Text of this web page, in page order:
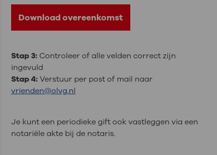
Download overeenkomst
Stap 3:Controleer of alle velden correct zijn
ingevuld
Stap 4:Verstuur per post of mail naar
vrienden@olvg.nl
Je kunt een periodieke gift ook vastleggen via een
notariële akte bij de notaris.